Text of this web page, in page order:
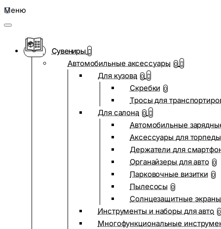
Меню
Сувениры
Автомобильные аксессуары 0
Для кузова 0
Скребки 0
Тросы для
Для салона 0
Автомобильные
Аксессуары для
Держатели для
Органайзеры для авто 0
Парковочные визитки 0
Пылесосы 0
Солнцезащитные экраны
Инструменты и наборы для авто 0
Многофункциональные